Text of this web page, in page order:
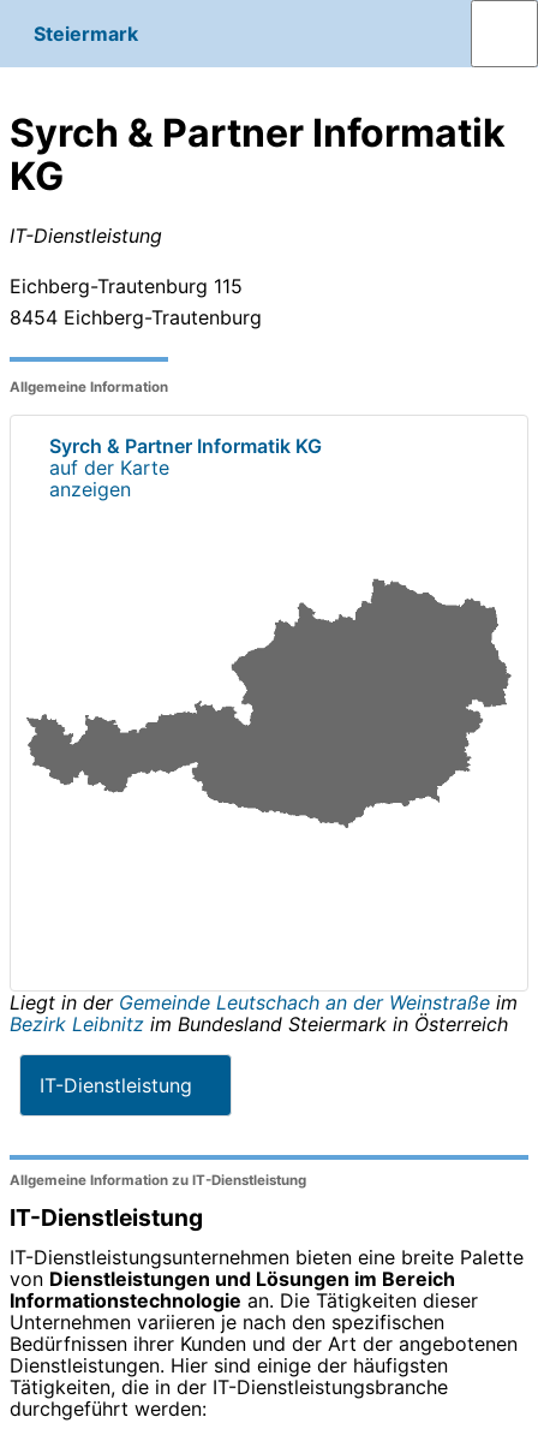
Steiermark
Syrch & Partner Informatik
KG
IT-Dienstleistung
Eichberg-Trautenburg 115
8454 Eichberg-Trautenburg
Allgemeine Information
Syrch & Partner Informatik KG
auf der Karte
anzeigen
Liegt in der Gemeinde Leutschach an der Weinstraße im
Bezirk Leibnitz im Bundesland Steiermark in Österreich
IT-Dienstleistung
Allgemeine Information zu IT-Dienstleistung
IT-Dienstleistung
IT-Dienstleistungsunternehmen bieten eine breite Palette
von Dienstleistungen und Lösungen im Bereich
Informationstechnologie an. Die Tätigkeiten dieser
Unternehmen variieren je nach den spezifischen
Bedürfnissen ihrer Kunden und der Art der angebotenen
Dienstleistungen. Hier sind einige der häufigsten
Tätigkeiten, die in der IT-Dienstleistungsbranche
durchgeführt werden: